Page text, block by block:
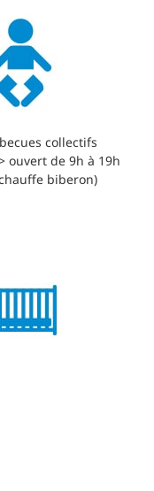
collectifs
ouvert de 9h à 19h
biberon)